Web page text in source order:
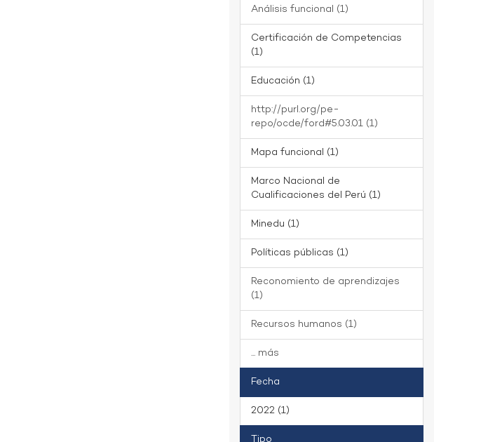
Análisis funcional (1)
Certificación de Competencias
(1)
Educación (1)
http://purl.org/pe-
repo/ocde/ford#5.03.01 (1)
Mapa funcional (1)
Marco Nacional de
Cualificaciones del Perú (1)
Minedu (1)
Políticas públicas (1)
Reconomiento de aprendizajes
(1)
Recursos humanos (1)
... más
Fecha
2022 (1)